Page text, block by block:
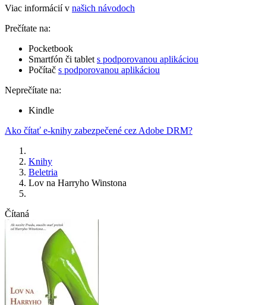
Viac informácií v našich návodoch
Prečítate na:
Pocketbook
Smartfón či tablet s podporovanou aplikáciou
Počítač s podporovanou aplikáciou
Neprečítate na:
Kindle
Ako čítať e-knihy zabezpečené cez Adobe DRM?
Knihy
Beletria
Lov na Harryho Winstona
Čítaná